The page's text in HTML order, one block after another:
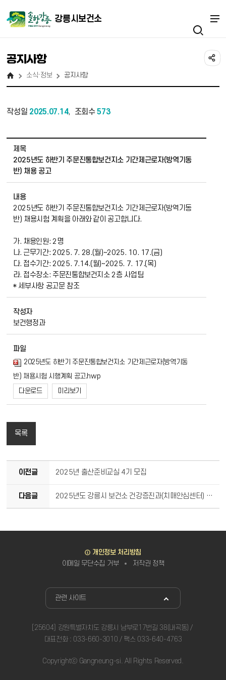
강릉시보건소
공지사항
소식·정보 공지사항
작성일 2025.07.14, 조회수573
제목
2025년도 하반기 주문진통합보건지소 기간제근로자(방역기동
반) 채용 공고
내용
2025년도 하반기 주문진통합보건지소 기간제근로자(방역기동
반) 채용시험 계획을 아래와 같이 공고합니다.
가. 채용인원: 2명
나. 근무기간: 2025. 7. 28.(월)~2025. 10. 17.(금)
다. 접수기간: 2025. 7.14.(월)~2025. 7. 17.(목)
라. 접수장소: 주문진통합보건지소 2층 사업팀
* 세부사항 공고문 참조
작성자
보건행정과
파일
2025년도 하반기 주문진통합보건지소 기간제근로자(방역기동
반) 채용시험 시행계획 공고.hwp
다운로드
미리보기
목록
이전글 2025년 출산준비교실 4기 모집
다음글 2025년도 강릉시 보건소 건강증진과(치매안심센터) 기간제 근로자 채용시험 공고
개인정보 처리방침
이메일 무단수집 거부
저작권 정책
관련 사이트
[25604] 강원특별자치도 강릉시 남부로17번길 38(내곡동)
대표전화 : 033-660-3010 / 팩스 033-640-4763
Copyrightⓒ Gangneung-si. All Rights Reserved.